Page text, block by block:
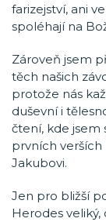
farizejství, ani
spoléhají na
Zároveň jsem
těch našich
protože nás
duševní i
čtení, kde jsem
prvních verších
Jakubovi.
Jen pro bližší
Herodes